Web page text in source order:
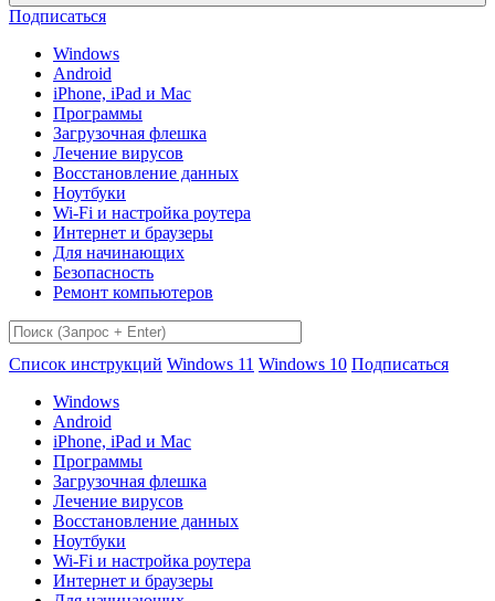
Подписаться
Windows
Android
iPhone, iPad и Mac
Программы
Загрузочная флешка
Лечение вирусов
Восстановление данных
Ноутбуки
Wi-Fi и настройка роутера
Интернет и браузеры
Для начинающих
Безопасность
Ремонт компьютеров
Список инструкций Windows 11 Windows 10 Подписаться
Windows
Android
iPhone, iPad и Mac
Программы
Загрузочная флешка
Лечение вирусов
Восстановление данных
Ноутбуки
Wi-Fi и настройка роутера
Интернет и браузеры